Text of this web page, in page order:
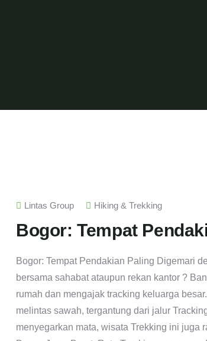
Lintas Group Hiking & Trekking
Bogor: Tempat
Bogor: Tempat Pendakian Paling Digemari
bersama sahabat ataupun rekan kantor ?
rumah dan mengajak tracking keluarga
melintas sawah, tergantung dari jalur
menyegarkan mata, wisata Trekking ini juga